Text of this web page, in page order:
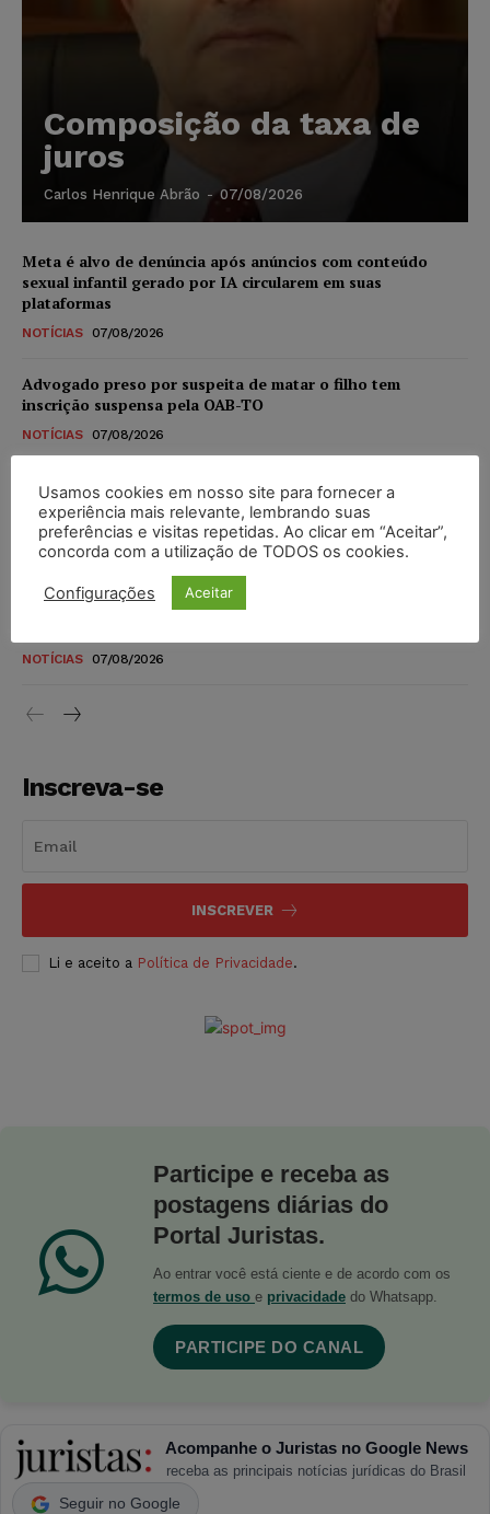
Composição da taxa de
juros
Carlos Henrique Abrão - 07/08/2026
Meta é alvo de denúncia após anúncios com conteúdo
sexual infantil gerado por IA circularem em suas
plataformas
NOTÍCIAS 07/08/2026
Advogado preso por suspeita de matar o filho tem
inscrição suspensa pela OAB-TO
NOTÍCIAS 07/08/2026
STF amplia isenção de IBS e CBS na compra de veículos
novos para pessoas com deficiência e autistas de todos os
níveis
DIREITO TRIBUTÁRIO 07/08/2026
Justiça do Trabalho mantém justa causa de empregado que
NOTÍCIAS 07/08/2026
Inscreva-se
INSCREVER
Li e aceito a Política de Privacidade.
Participe e receba as
postagens diárias do
Portal Juristas.
Ao entrar você está ciente e de acordo com os
termos de uso e privacidade do Whatsapp.
PARTICIPE DO CANAL
Acompanhe o Juristas no Google News
receba as principais notícias jurídicas do Brasil
Seguir no Google
Usamos cookies em nosso site para fornecer a
experiência mais relevante, lembrando suas
preferências e visitas repetidas. Ao clicar em “Aceitar”,
concorda com a utilização de TODOS os cookies.
Configurações Aceitar